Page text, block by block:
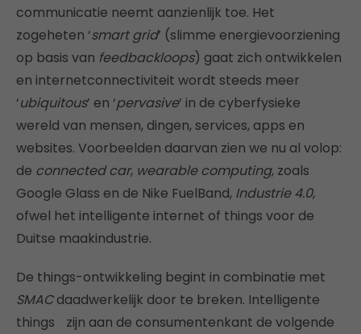
communicatie neemt aanzienlijk toe. Het
zogeheten ‘smart grid’ (slimme energievoorziening
op basis van feedbackloops) gaat zich ontwikkelen
en internetconnectiviteit wordt steeds meer
‘ubiquitous’ en ‘pervasive’ in de cyberfysieke
wereld van mensen, dingen, services, apps en
websites. Voorbeelden daarvan zien we nu al volop:
de connected car, wearable computing, zoals
Google Glass en de Nike FuelBand, Industrie 4.0,
ofwel het intelligente internet of things voor de
Duitse maakindustrie.
De things-ontwikkeling begint in combinatie met
SMACdaadwerkelijk door te breken. Intelligente
things zijn aan de consumentenkant de volgende